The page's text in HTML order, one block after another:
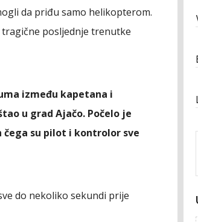
da priđu samo helikopterom.
posljednje trenutke
između kapetana i
u grad Ajačo. Počelo je
su pilot i kontrolor sve
do nekoliko sekundi prije